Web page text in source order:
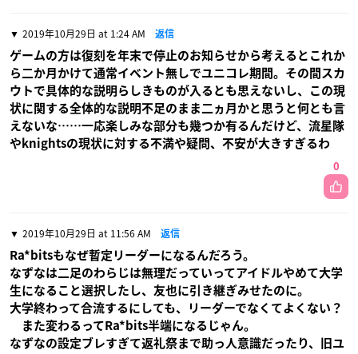
2019年10月29日 at 1:24 AM 返信
ゲームの方は復刻を年末で停止のお知らせから考えるとこれか
ら二か月かけて通常イベント無しでユニコレ期間。その間スカ
ウトで具体的な説明らしきものが入るとも思えないし、この現
状に関する全体的な説明不足のまま二ヵ月かと思うと何とも言
えないな……一応楽しみな部分も幾つか有るんだけど、流星隊
やknightsの現状に対する不満や疑問、不安が大きすぎるわ
0
2019年10月29日 at 11:56 AM 返信
Ra*bitsもなぜ暫定リーダーになるんだろう。
なずなは二足のわらじは無理だっていってアイドルやめて大学
生になること選択したし、友也に引き継ぎみせたのに。
大学終わって合流するにしても、リーダーでなくてよくない？
また変わるってRa*bits半端になるじゃん。
なずなの設定ブレすぎて返礼祭まで助っ人意識だったり、旧ユ